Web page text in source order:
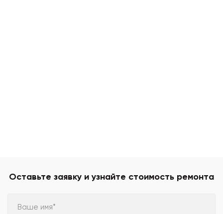
Оставьте заявку и узнайте стоимость ремонта
Ваше имя*